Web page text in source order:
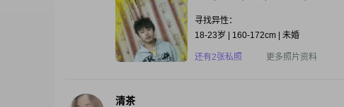
寻找异性：
18-23岁 | 160-172cm | 未婚
还有2张私照 更多照片资料
清茶